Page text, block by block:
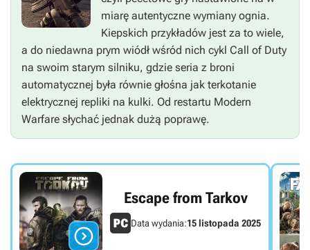
miarę autentyczne wymiany ognia.
Kiepskich przykładów jest za to wiele,
a do niedawna prym wiódł wśród nich cykl Call of Duty
na swoim starym silniku, gdzie seria z broni
automatycznej była równie głośna jak terkotanie
elektrycznej repliki na kulki. Od restartu Modern
Warfare słychać jednak dużą poprawę.

Escape from Tarkov
Data wydania:15 listopada 2025